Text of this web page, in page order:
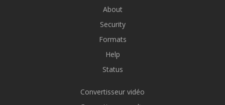
About
Security
Formats
Help
Status
Convertisseur vidéo